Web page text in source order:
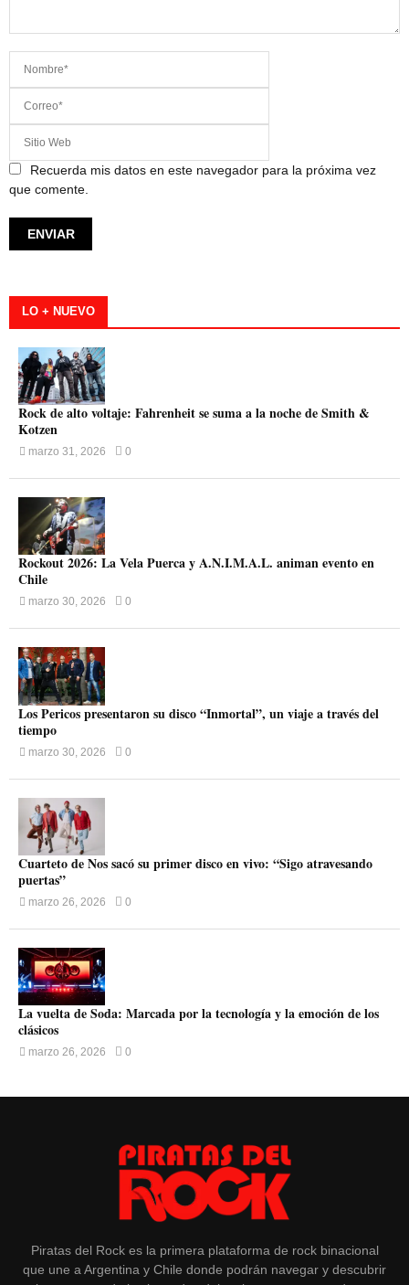
Recuerda mis datos en este navegador para la próxima vez
que comente.
LO + NUEVO
Rock de alto voltaje: Fahrenheit se suma a la noche de Smith &
Kotzen
marzo 31, 2026 0
Rockout 2026: La Vela Puerca y A.N.I.M.A.L. animan evento en
Chile
marzo 30, 2026 0
Los Pericos presentaron su disco “Inmortal”, un viaje a través del
tiempo
marzo 30, 2026 0
Cuarteto de Nos sacó su primer disco en vivo: “Sigo atravesando
puertas”
marzo 26, 2026 0
La vuelta de Soda: Marcada por la tecnología y la emoción de los
clásicos
marzo 26, 2026 0
Piratas del Rock es la primera plataforma de rock binacional
que une a Argentina y Chile donde podrán navegar y descubrir